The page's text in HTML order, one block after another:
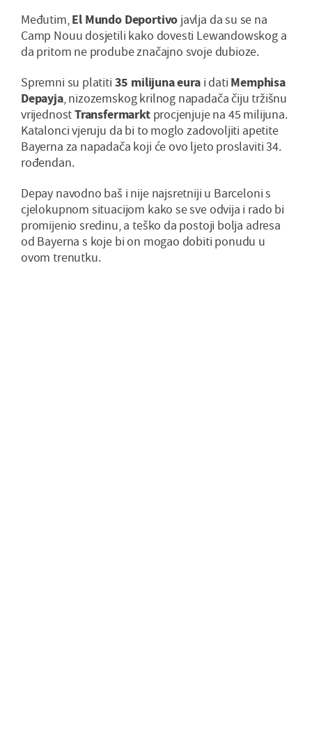
Međutim,El Mundo Deportivo javlja da su se na
Camp Nouu dosjetili kako dovesti Lewandowskog a
da pritom ne prodube značajno svoje dubioze.
Spremni su platiti 35 milijuna eurai dati Memphisa
Depayja, nizozemskog krilnog napadača čiju tržišnu
vrijednostTransfermarktprocjenjuje na 45 milijuna.
Katalonci vjeruju da bi to moglo zadovoljiti apetite
Bayerna za napadača koji će ovo ljeto proslaviti 34.
rođendan.
Depay navodno baš i nije najsretniji u Barceloni s
cjelokupnom situacijom kako se sve odvija i rado bi
promijenio sredinu, a teško da postoji bolja adresa
od Bayerna s koje bi on mogao dobiti ponudu u
ovom trenutku.